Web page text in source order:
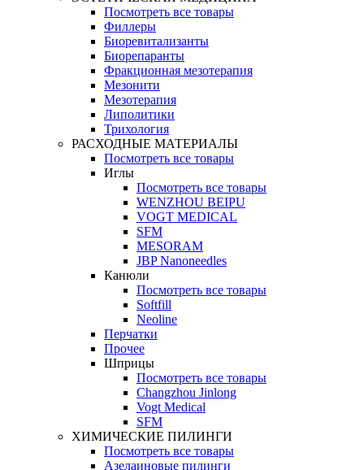
Посмотреть все товары
Филлеры
Биоревитализанты
Биорепаранты
Фракционная мезотерапия
Мезонити
Мезотерапия
Липолитики
Трихология
РАСХОДНЫЕ МАТЕРИАЛЫ
Посмотреть все товары
Иглы
Посмотреть все товары
WENZHOU BEIPU
VOGT MEDICAL
SFM
MESORAM
JBP Nanoneedles
Канюли
Посмотреть все товары
Softfill
Neoline
Перчатки
Прочее
Шприцы
Посмотреть все товары
Changzhou Jinlong
Vogt Medical
SFM
ХИМИЧЕСКИЕ ПИЛИНГИ
Посмотреть все товары
Азелаиновые пилинги